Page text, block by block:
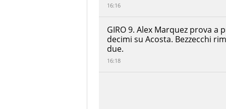
GIRO 9. Alex Marquez prova
decimi su Acosta. Bezzecchi
due.
16:18
16:16